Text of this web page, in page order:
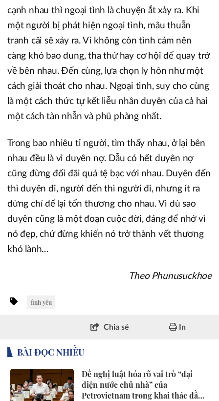
cạnh nhau thì ngoại tình là chuyện ắt xảy ra. Khi
một người bị phát hiện ngoại tình, mâu thuẫn
tranh cãi sẽ xảy ra. Vì không còn tình cảm nên
càng khó bao dung, tha thứ hay cơ hội để quay trở
về bên nhau. Đến cùng, lựa chọn ly hôn như một
cách giải thoát cho nhau. Ngoại tình, suy cho cùng
là một cách thức tự kết liễu nhân duyên của cả hai
một cách tàn nhẫn và phũ phàng nhất.
Trong bao nhiêu tỉ người, tìm thấy nhau, ở lại bên
nhau đều là vì duyên nợ. Dẫu có hết duyên nợ
cũng đừng đối đãi quá tệ bạc với nhau. Duyên đến
thì duyên đi, người đến thì người đi, nhưng ít ra
đừng chỉ để lại tổn thương cho nhau. Vì dù sao
duyên cũng là một đoạn cuộc đời, đáng để nhớ vì
nó đẹp, chứ đừng khiến nó trở thành vết thương
khó lành…
Theo Phunusuckhoe
tình yêu
Chia sẻ In
BÀI ĐỌC NHIỀU
Đề nghị luật hóa rõ vai trò “đại
diện nước chủ nhà” của
Petrovietnam trong khai thác dầu